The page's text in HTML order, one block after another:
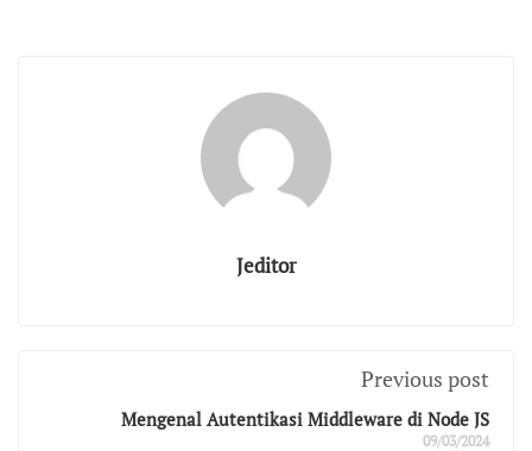
Jeditor
Previous post
Mengenal Autentikasi Middleware di Node JS
09/03/2024